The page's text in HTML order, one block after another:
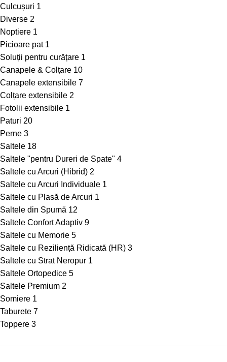
Culcușuri 1
Diverse 2
Noptiere 1
Picioare pat 1
Soluții pentru curățare 1
Canapele & Colțare 10
Canapele extensibile 7
Colțare extensibile 2
Fotolii extensibile 1
Paturi 20
Perne 3
Saltele 18
Saltele "pentru Dureri de Spate" 4
Saltele cu Arcuri (Hibrid) 2
Saltele cu Arcuri Individuale 1
Saltele cu Plasă de Arcuri 1
Saltele din Spumă 12
Saltele Confort Adaptiv 9
Saltele cu Memorie 5
Saltele cu Reziliență Ridicată (HR) 3
Saltele cu Strat Neropur 1
Saltele Ortopedice 5
Saltele Premium 2
Somiere 1
Taburete 7
Toppere 3